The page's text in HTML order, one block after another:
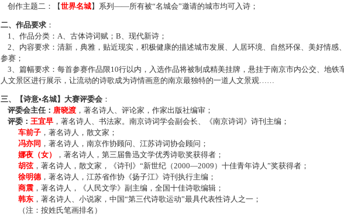
创作主题二：【世界名城】系列——所有被“名城会”邀请的城市均可入诗；
二、作品要求 ：
1、作品分类：A、古体诗词赋；B、现代新诗；
2、内容要求：清新，典雅，贴近现实，积极健康的描述城市发展、人居环境、自然环保、美好情感
参赛；
3、篇幅要求：每首参赛作品限10行以内，入选作品将被制成精美挂牌，悬挂于南京市内公交、地铁
人文景区进行展示，让流动的诗歌成为诗情画意的南京最独特的一道人文景观……
三、【诗意•名城】大赛评委会 ：
评委会主任： 唐晓渡 ，著名诗人、评论家，作家出版社编审；
评委： 王宜早 ，著名诗人、书法家。南京诗词学会副会长、《南京诗词》诗刊主编；
车前子 ，著名诗人，散文家；
冯亦同 ，著名诗人，南京作协顾问、江苏诗词协会顾问；
娜夜（女）
，著名诗人，第三届鲁迅文学优秀诗歌奖获得者；
胡弦，著名诗人，散文家，《诗刊》“新世纪（2000—2009）十佳青年诗人”奖获得者；
徐明德，著名诗人，江苏省作协《扬子江》诗刊执行主编；
商震 ，著名诗人，《人民文学》副主编，全国十佳诗歌编辑；
韩东 ，著名诗人、小说家，中国“第三代诗歌运动”最具代表性诗人之一；
（注：按姓氏笔画排名）